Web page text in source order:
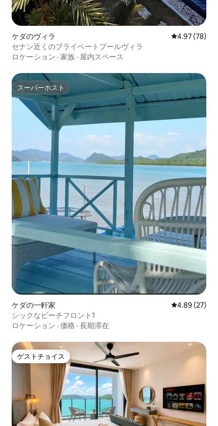
ケダのヴィラ レビュー78
4.97 (78)
セナン近くのプライベートプールヴィラ
ロケーション · 家族 · 屋内スペース
スーパーホスト
スーパーホスト
ケダの一軒家 レビュー27
4.89 (27)
シックなビーチフロント1
ロケーション · 価格 · 長期滞在
ゲストチョイス
ゲストチョイス